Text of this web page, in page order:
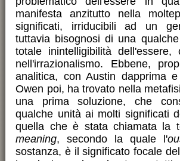
manifesta anzitutto nella
significati, irriducibili ad un
tuttavia bisognosi di una
totale inintelligibilità
nell'irrazionalismo. Ebbene,
analitica, con Austin dapprima
Owen poi, ha trovato nella
una prima soluzione, che
qualche unità ai molti significati
quella che è stata chiamata la
meaning, secondo la quale l'
sostanza, è il significato focale